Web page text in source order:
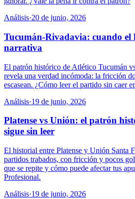
Análisis·20 de junio, 2026
Tucumán-Rivadavia: cuando el
narrativa
El patrón histórico de Atlético Tucumán
revela una verdad incómoda: la fricción
escasean. ¿Cómo leer el partido sin caer
Análisis·19 de junio, 2026
Platense vs Unión: el patrón
sigue sin leer
El historial entre Platense y Unión Santa
partidos trabados, con fricción y pocos
que se repite y cómo puede afectar tus
Profesional.
Análisis·19 de junio, 2026